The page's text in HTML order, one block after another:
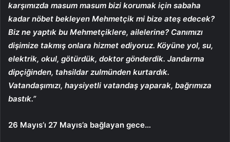
karşımızda masum masum bizi korumak için sabaha
kadar nöbet bekleyen Mehmetçik mi bize ateş edecek?
Biz ne yaptık bu Mehmetçiklere, ailelerine? Canımızı
dişimize takmış onlara hizmet ediyoruz. Köyüne yol, su,
elektrik, okul, götürdük, doktor gönderdik. Jandarma
dipçiğinden, tahsildar zulmünden kurtardık.
Vatandaşımızı, haysiyetli vatandaş yaparak, bağrımıza
bastık.”
26 Mayıs’ı 27 Mayıs’a bağlayan gece…